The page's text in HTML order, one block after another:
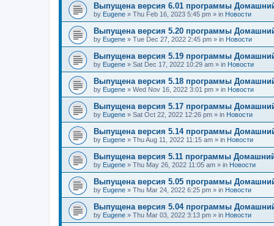
Выпущена версия 6.01 программы
by Eugene » Thu Feb 16, 2023 5:45 pm » in Новости
Выпущена версия 5.20 программы
by Eugene » Tue Dec 27, 2022 2:45 pm » in Новости
Выпущена версия 5.19 программы
by Eugene » Sat Dec 17, 2022 10:29 am » in Новости
Выпущена версия 5.18 программы
by Eugene » Wed Nov 16, 2022 3:01 pm » in Новости
Выпущена версия 5.17 программы
by Eugene » Sat Oct 22, 2022 12:26 pm » in Новости
Выпущена версия 5.14 программы
by Eugene » Thu Aug 11, 2022 11:15 am » in Новости
Выпущена версия 5.11 программы
by Eugene » Thu May 26, 2022 11:05 am » in Новости
Выпущена версия 5.05 программы
by Eugene » Thu Mar 24, 2022 6:25 pm » in Новости
Выпущена версия 5.04 программы
by Eugene » Thu Mar 03, 2022 3:13 pm » in Новости